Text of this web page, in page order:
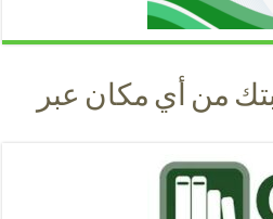
من أي مكان عبر